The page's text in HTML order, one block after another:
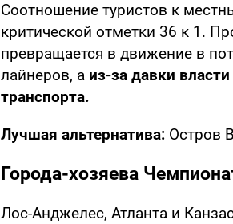
Соотношение туристов к
критической отметки 36 к 1.
превращается в движение в
лайнеров, а из-за давки
транспорта.
Лучшая альтернатива: Остров
Города-хозяева
Лос-Анджелес, Атланта и